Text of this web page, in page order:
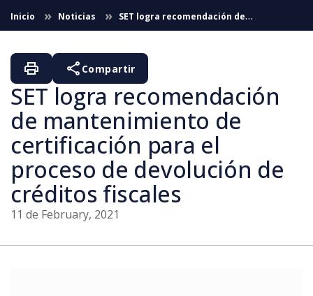
Skip to Main Content
Inicio Noticias
SET logra recomendación de
mantenimiento de certificación para el proceso de devolución de
SET logra recomendación
de mantenimiento de
certificación para el
proceso de devolución de
créditos fiscales
11 de February, 2021
print share Compartir